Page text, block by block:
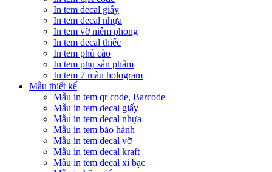
In tem decal giấy
In tem decal nhựa
In tem vỡ niêm phong
In tem decal thiếc
In tem phủ cào
In tem phụ sản phẩm
In tem 7 màu hologram
Mẫu thiết kế
Mẫu in tem qr code, Barcode
Mẫu in tem decal giấy
Mẫu in tem decal nhựa
Mẫu in tem bảo hành
Mẫu in tem decal vỡ
Mẫu in tem decal kraft
Mẫu in tem decal xi bạc